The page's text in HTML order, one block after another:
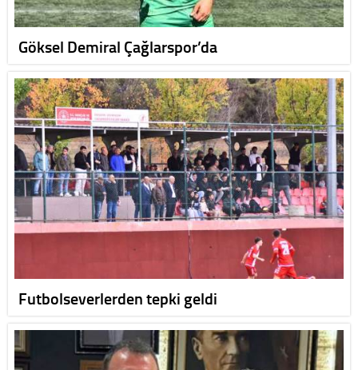
Göksel Demiral Çağlarspor’da
Futbolseverlerden tepki geldi